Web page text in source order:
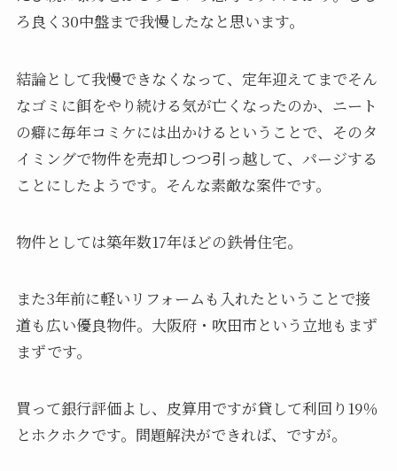
ろ良く30中盤まで我慢したなと思います。
結論として我慢できなくなって、定年迎えてまでそん
なゴミに餌をやり続ける気が亡くなったのか、ニート
の癖に毎年コミケには出かけるということで、そのタ
イミングで物件を売却しつつ引っ越して、パージする
ことにしたようです。そんな素敵な案件です。
物件としては築年数17年ほどの鉄骨住宅。
また3年前に軽いリフォームも入れたということで接
道も広い優良物件。大阪府・吹田市という立地もまず
まずです。
買って銀行評価よし、皮算用ですが貸して利回り19％
とホクホクです。問題解決ができれば、ですが。